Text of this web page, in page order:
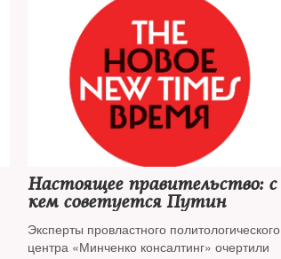
Настоящее правительство: с
кем советуется Путин
Эксперты провластного политологического
центра «Минченко консалтинг» очертили